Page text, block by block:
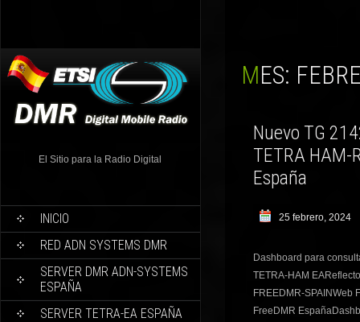
El Sitio para la Radio Digital
INICIO
RED ADN SYSTEMS DMR
SERVER DMR ADN-SYSTEMS
ESPAÑA
SERVER TETRA-EA ESPAÑA
MES:
Nuevo TG
TETRA HAM-
España
25 febrero, 2024
Dashboard para
TETRA-HAM
FREEDMR-SPAINWeb
FreeDMR